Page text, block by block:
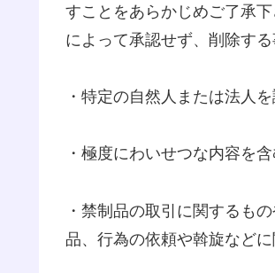
すことをあらかじめご了承
によって承認せず、削除する
・特定の自然人または法人
・極度にわいせつな内容を含
・禁制品の取引に関するも
品、行為の依頼や斡旋などに